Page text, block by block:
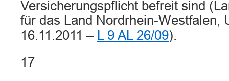
Versicherungspflicht befreit sind
für das Land Nordrhein-Westfalen,
16.11.2011 – L 9 AL 26/09).
17